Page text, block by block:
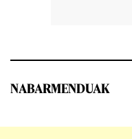
NABARMENDUAK